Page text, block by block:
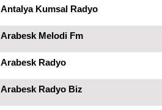
Antalya Kumsal Radyo
Arabesk Melodi Fm
Arabesk Radyo
Arabesk Radyo Biz